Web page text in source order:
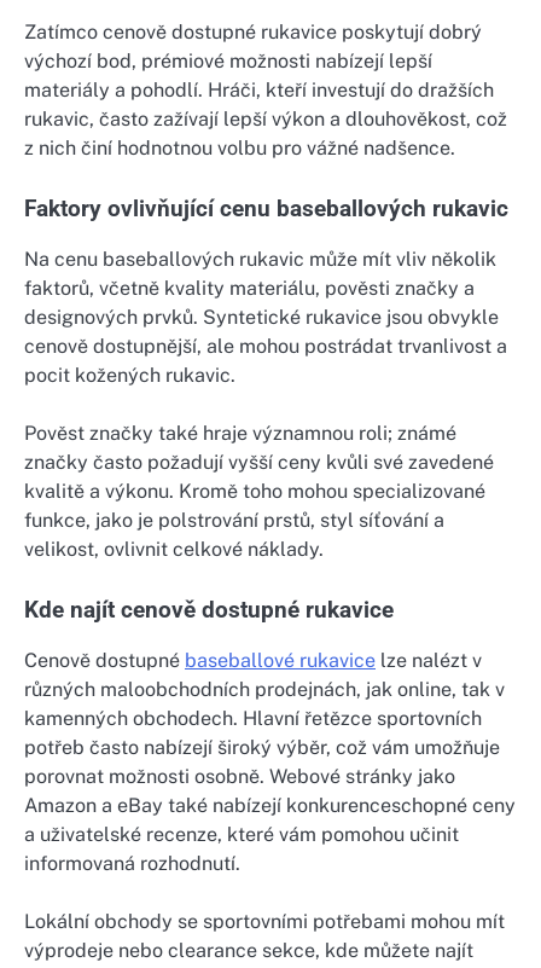
Zatímco cenově dostupné rukavice poskytují dobrý
výchozí bod, prémiové možnosti nabízejí lepší
materiály a pohodlí. Hráči, kteří investují do dražších
rukavic, často zažívají lepší výkon a dlouhověkost, což
z nich činí hodnotnou volbu pro vážné nadšence.
Faktory ovlivňující cenu baseballových rukavic
Na cenu baseballových rukavic může mít vliv několik
faktorů, včetně kvality materiálu, pověsti značky a
designových prvků. Syntetické rukavice jsou obvykle
cenově dostupnější, ale mohou postrádat trvanlivost a
pocit kožených rukavic.
Pověst značky také hraje významnou roli; známé
značky často požadují vyšší ceny kvůli své zavedené
kvalitě a výkonu. Kromě toho mohou specializované
funkce, jako je polstrování prstů, styl síťování a
velikost, ovlivnit celkové náklady.
Kde najít cenově dostupné rukavice
Cenově dostupné baseballové rukavice lze nalézt v
různých maloobchodních prodejnách, jak online, tak v
kamenných obchodech. Hlavní řetězce sportovních
potřeb často nabízejí široký výběr, což vám umožňuje
porovnat možnosti osobně. Webové stránky jako
Amazon a eBay také nabízejí konkurenceschopné ceny
a uživatelské recenze, které vám pomohou učinit
informovaná rozhodnutí.
Lokální obchody se sportovními potřebami mohou mít
výprodeje nebo clearance sekce, kde můžete najít